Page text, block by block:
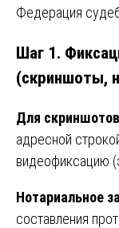
Федерация
Шаг 1.
(скриншоты,
Для
адресной
видеофиксацию
Нотариальное
составления